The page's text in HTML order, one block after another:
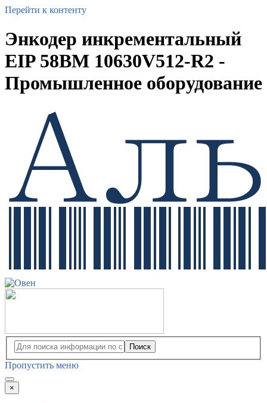
Перейти к контенту
Энкодер инкрементальный
EIP 58BM 10630V512-R2 -
Промышленное оборудование
Поиск
Пропустить меню
×